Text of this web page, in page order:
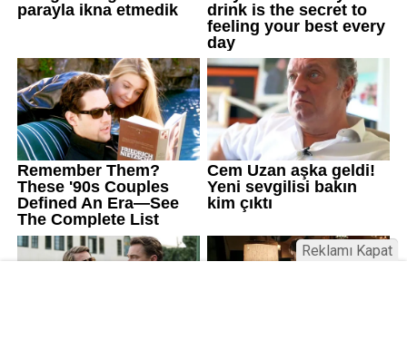
Reklamı Kapat